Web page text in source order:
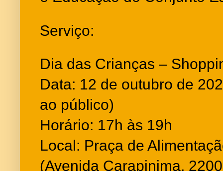
Serviço:
Dia das Crianças –
Data: 12 de outubro de
ao público)
Horário: 17h às 19h
Local: Praça de
(Avenida Carapinima,